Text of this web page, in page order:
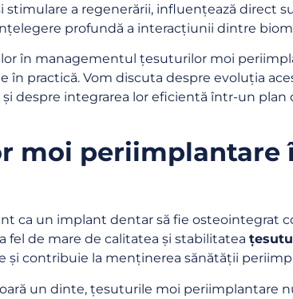
a regenerării, influențează direct
profundă a interacțiunii dintre
în managementul țesuturilor moi
în practică. Vom discuta despre evoluția
despre integrarea lor eficientă într-un
moi periimplantare
ca un implant dentar să fie osteointegrat
de mare de calitatea și stabilitatea
contribuie la menținerea sănătății
un dinte, țesuturile moi periimplantare